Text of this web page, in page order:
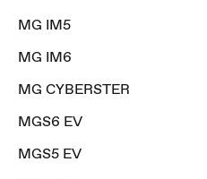
MG IM5
MG IM6
MG CYBERSTER
MGS6 EV
MGS5 EV